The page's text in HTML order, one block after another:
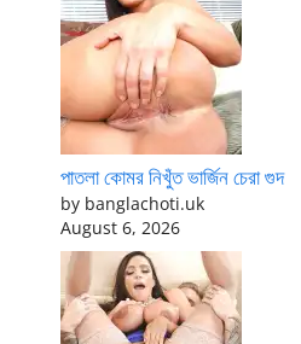
পাতলা কোমর নিখুঁত ভার্জিন চেরা গুদ
by banglachoti.uk
August 6, 2026